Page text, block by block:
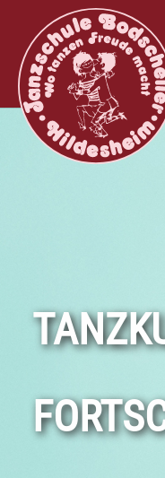
Zum Hauptinhalt